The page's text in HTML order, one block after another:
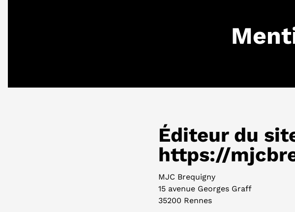
Éditeur du
https://
MJC Brequigny
15 avenue Georges Graff
35200 Rennes